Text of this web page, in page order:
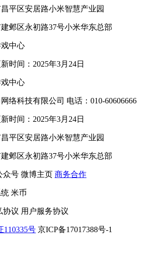
平区安居路小米智慧产业园
邺区永初路37号小米华东总部
中心
时间：2025年3月24日
中心
络科技有限公司 电话：010-60606666
时间：2025年3月24日
平区安居路小米智慧产业园
邺区永初路37号小米华东总部
众号 微博主页 商务合作
米币
协议 用户服务协议
110335号 京ICP备17017388号-1